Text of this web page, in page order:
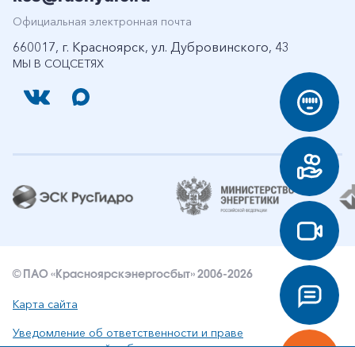
МЫ В СОЦСЕТЯХ
Официальная электронная почта
660017, г. Красноярск, ул. Дубровинского, 43
© ПАО «Красноярскэнергосбыт» 2006-2026
Карта сайта
Уведомление об ответственности и праве